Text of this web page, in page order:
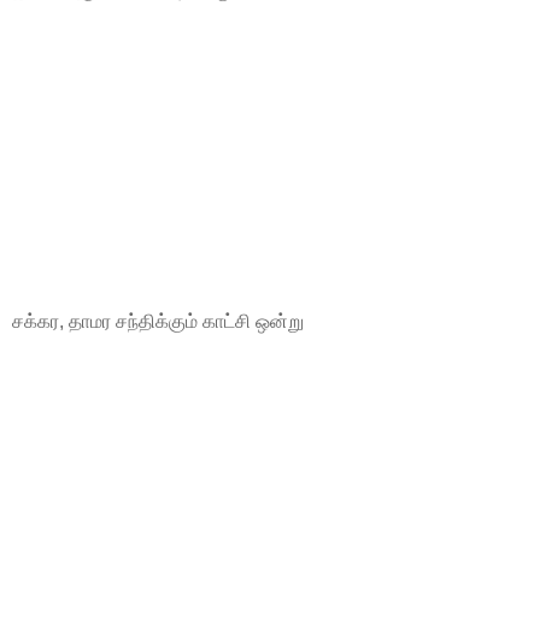
சக்கர, தாமர சந்திக்கும் காட்சி ஒன்று